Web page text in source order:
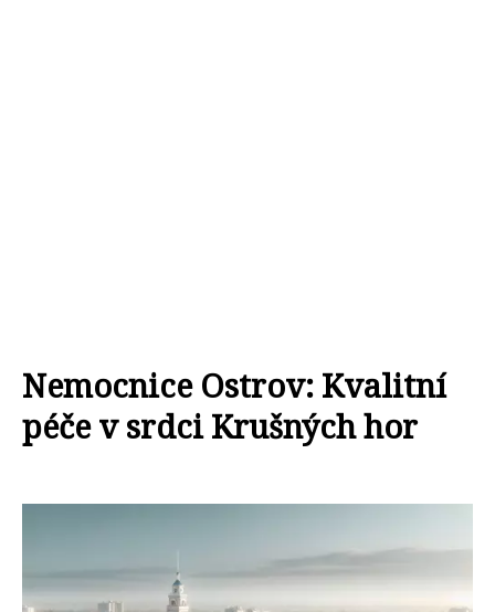
Nemocnice Ostrov: Kvalitní
péče v srdci Krušných hor